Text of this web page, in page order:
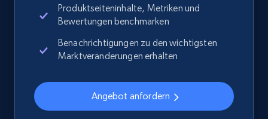
Produktseiteninhalte, Metriken und
Bewertungen benchmarken
Benachrichtigungen zu den wichtigsten
Marktveränderungen erhalten
Angebot anfordern